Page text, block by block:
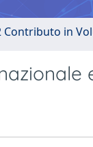
Contributo in